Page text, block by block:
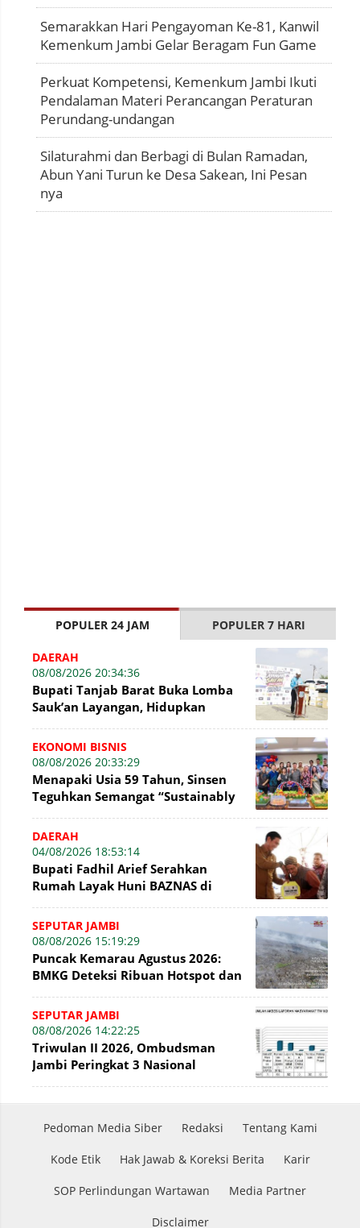
Semarakkan Hari Pengayoman Ke-81, Kanwil
Kemenkum Jambi Gelar Beragam Fun Game
Perkuat Kompetensi, Kemenkum Jambi Ikuti
Pendalaman Materi Perancangan Peraturan
Perundang-undangan
Silaturahmi dan Berbagi di Bulan Ramadan,
Abun Yani Turun ke Desa Sakean, Ini Pesan
nya
POPULER 24 JAM POPULER 7 HARI
DAERAH
08/08/2026 20:34:36
Bupati Tanjab Barat Buka Lomba
Sauk’an Layangan, Hidupkan
WFC ?
EKONOMI BISNIS
08/08/2026 20:33:29
Menapaki Usia 59 Tahun, Sinsen
Teguhkan Semangat “Sustainably
DAERAH
04/08/2026 18:53:14
Bupati Fadhil Arief Serahkan
Rumah Layak Huni BAZNAS di
SEPUTAR JAMBI
08/08/2026 15:19:29
Puncak Kemarau Agustus 2026:
BMKG Deteksi Ribuan Hotspot dan
SEPUTAR JAMBI
08/08/2026 14:22:25
Triwulan II 2026, Ombudsman
Jambi Peringkat 3 Nasional
Pedoman Media Siber Redaksi Tentang Kami
Kode Etik Hak Jawab & Koreksi Berita Karir
SOP Perlindungan Wartawan Media Partner
Disclaimer